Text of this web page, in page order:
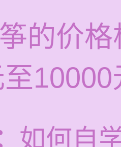
的价
如何自